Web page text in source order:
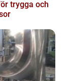
trygga och